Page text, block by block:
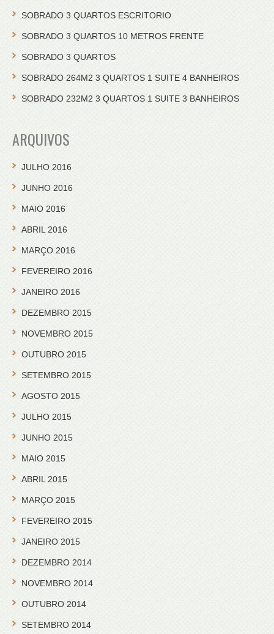
SOBRADO 3 QUARTOS ESCRITORIO
SOBRADO 3 QUARTOS 10 METROS FRENTE
SOBRADO 3 QUARTOS
SOBRADO 264M2 3 QUARTOS 1 SUITE 4 BANHEIROS
SOBRADO 232M2 3 QUARTOS 1 SUITE 3 BANHEIROS
ARQUIVOS
JULHO 2016
JUNHO 2016
MAIO 2016
ABRIL 2016
MARÇO 2016
FEVEREIRO 2016
JANEIRO 2016
DEZEMBRO 2015
NOVEMBRO 2015
OUTUBRO 2015
SETEMBRO 2015
AGOSTO 2015
JULHO 2015
JUNHO 2015
MAIO 2015
ABRIL 2015
MARÇO 2015
FEVEREIRO 2015
JANEIRO 2015
DEZEMBRO 2014
NOVEMBRO 2014
OUTUBRO 2014
SETEMBRO 2014